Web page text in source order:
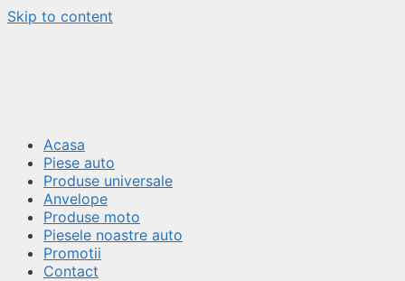
Skip to content
Acasa
Piese auto
Produse universale
Anvelope
Produse moto
Piesele noastre auto
Promotii
Contact